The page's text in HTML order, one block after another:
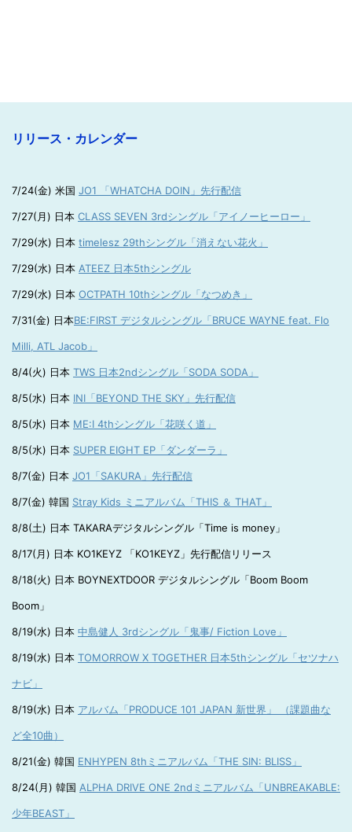
リリース・カレンダー
7/24(金) 米国 JO1 「WHATCHA DOIN」先行配信
7/27(月) 日本 CLASS SEVEN 3rdシングル「アイノーヒーロー」
7/29(水) 日本 timelesz 29thシングル「消えない花火」
7/29(水) 日本 ATEEZ 日本5thシングル
7/29(水) 日本 OCTPATH 10thシングル「なつめき」
7/31(金) 日本BE:FIRST デジタルシングル「BRUCE WAYNE feat. Flo
Milli, ATL Jacob」
8/4(火) 日本 TWS 日本2ndシングル「SODA SODA」
8/5(水) 日本 INI「BEYOND THE SKY」先行配信
8/5(水) 日本 ME:I 4thシングル「花咲く道」
8/5(水) 日本 SUPER EIGHT EP「ダンダーラ」
8/7(金) 日本 JO1「SAKURA」先行配信
8/7(金) 韓国 Stray Kids ミニアルバム「THIS ＆ THAT」
8/8(土) 日本 TAKARAデジタルシングル「Time is money」
8/17(月) 日本 KO1KEYZ 「KO1KEYZ」先行配信リリース
8/18(火) 日本 BOYNEXTDOOR デジタルシングル「Boom Boom
Boom」
8/19(水) 日本 中島健人 3rdシングル「鬼事/ Fiction Love」
8/19(水) 日本 TOMORROW X TOGETHER 日本5thシングル「セツナハ
ナビ」
8/19(水) 日本 アルバム「PRODUCE 101 JAPAN 新世界」 （課題曲な
ど全10曲）
8/21(金) 韓国 ENHYPEN 8thミニアルバム「THE SIN: BLISS」
8/24(月) 韓国 ALPHA DRIVE ONE 2ndミニアルバム「UNBREAKABLE:
少年BEAST」